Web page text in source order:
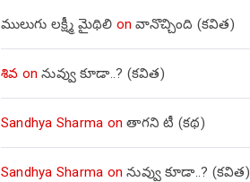
ములుగు లక్ష్మీ మైథిలి onవానొచ్చింది (కవిత)
శివ onనువ్వు కూడా..? (కవిత)
Sandhya Sharma onతాగని టీ (కథ)
Sandhya Sharma onనువ్వు కూడా..? (కవిత)